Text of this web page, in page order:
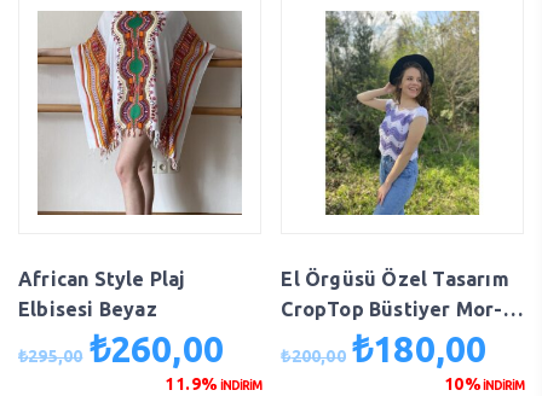
African Style Plaj
Elbisesi Beyaz
₺295,00 Orijinal
₺260,00
andaki
11.9% İNDİRİM
El Örgüsü Özel Tasarım
CropTop Büstiyer Mor-
₺200,00 Orijinal
₺180,00
10%İNDİRİM